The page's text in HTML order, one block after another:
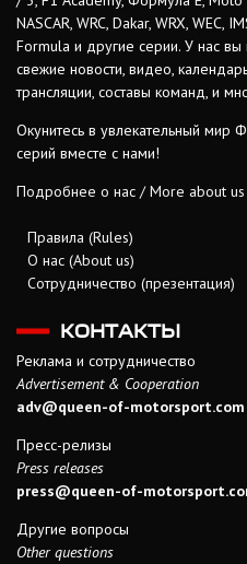
NASCAR, WRC, Dakar, WRX, WEC,
Formula и другие серии. У нас
свежие новости, видео,
трансляции, составы команд, и
Окунитесь в увлекательный мир
серий вместе с нами!
Подробнее о нас / More about us
Правила (Rules)
О нас (About us)
Сотрудничество (презентация)
КОНТАКТЫ
Реклама и сотрудничество
Advertisement & Cooperation
adv@queen-of-motorsport.com
Пресс-релизы
Press releases
press@queen-of-
Другие вопросы
Other questions